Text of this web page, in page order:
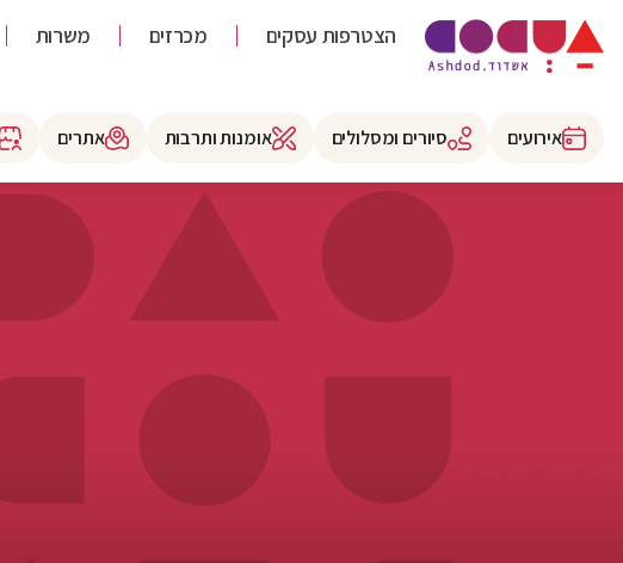
הצטרפות עסקים מכרזים משרות
אירועים סיורים ומסלולים אומנות ותרבות אתרים